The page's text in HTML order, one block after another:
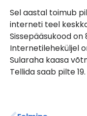
Sel aastal toimub
interneti teel
Sissepääsukood on
Internetileheküljel
Sularaha kaasa
Tellida saab pilte